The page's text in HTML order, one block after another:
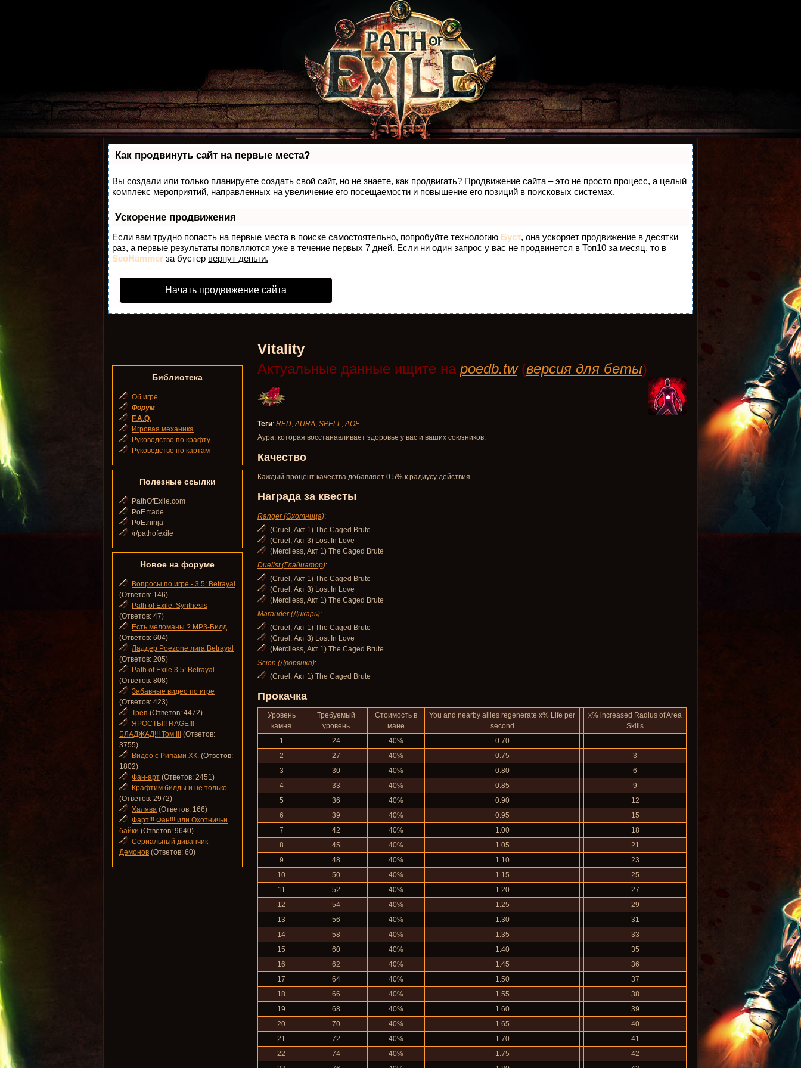
Как продвинуть сайт на первые места?
Вы создали или только планируете создать свой сайт, но не знаете, как продвигать? Продвижение сайта – это не просто процесс, а целый
комплекс мероприятий, направленных на увеличение его посещаемости и повышение его позиций в поисковых системах.
Ускорение продвижения
Если вам трудно попасть на первые места в поиске самостоятельно, попробуйте технологию Буст, она ускоряет продвижение в десятки
раз, а первые результаты появляются уже в течение первых 7 дней. Если ни один запрос у вас не продвинется в Топ10 за месяц, то в
SeoHammer за бустер вернут деньги.
Начать продвижение сайта
Vitality
Актуальные данные ищите на poedb.tw(версия для беты)
Теги: RED,AURA, SPELL,AOE
Аура, которая восстанавливает здоровье у вас и ваших союзников.
Качество
Каждый процент качества добавляет 0.5% к радиусу действия.
Награда за квесты
Ranger (Охотница):
(Cruel, Акт 1) The Caged Brute
(Cruel, Акт 3) Lost In Love
(Merciless, Акт 1) The Caged Brute
Duelist (Гладиатор):
(Cruel, Акт 1) The Caged Brute
(Cruel, Акт 3) Lost In Love
(Merciless, Акт 1) The Caged Brute
Marauder (Дикарь):
(Cruel, Акт 1) The Caged Brute
(Cruel, Акт 3) Lost In Love
(Merciless, Акт 1) The Caged Brute
Scion (Дворянка):
(Cruel, Акт 1) The Caged Brute
Прокачка
Уровень
камня
Требуемый
уровень
Стоимость в
мане
You and nearby allies regenerate x% Life per
second
x% increased Radius of Area
Skills
1
24 40%
0.70
2
27 40% 0.75
3
3
30 40% 0.80
6
4
33 40% 0.85
9
5
36 40% 0.90
12
6
39 40% 0.95
15
7
42 40% 1.00
18
8
45 40% 1.05
21
9
48 40% 1.10
23
10
50 40% 1.15
25
11
52 40% 1.20
27
12
54 40% 1.25
29
13
56 40% 1.30
31
14
58 40% 1.35
33
15
60 40% 1.40
35
16
62 40% 1.45
36
17
64 40% 1.50
37
18
66 40% 1.55
38
19
68 40% 1.60
39
20
70 40% 1.65
40
21
72 40% 1.70
41
22
74 40% 1.75
42
Библиотека
Об игре
Форум
F.A.Q.
Игровая механика
Руководство по крафту
Руководство по картам
Полезные ссылки
PathOfExile.com
PoE.trade
PoE.ninja
/r/pathofexile
Новое на форуме
Вопросы по игре - 3.5: Betrayal
(Ответов: 146)
Path of Exile: Synthesis
(Ответов: 47)
Есть меломаны ? MP3-Билд
(Ответов: 604)
Ладдер Poezone лига Betrayal
(Ответов: 205)
Path of Exile 3.5: Betrayal
(Ответов: 808)
Забавные видео по игре
(Ответов: 423)
Трёп (Ответов: 4472)
ЯРОСТЬ!!! RAGE!!!
БЛАДЖАД!!! Том III
(Ответов:
3755)
Видео с Рипами ХК. (Ответов:
1802)
Фан-арт (Ответов: 2451)
Крафтим билды и не только
(Ответов: 2972)
Халява (Ответов: 166)
Фарт!!! Фан!!! или Охотничьи
байки (Ответов: 9640)
Сериальный диванчик
Демонов (Ответов: 60)